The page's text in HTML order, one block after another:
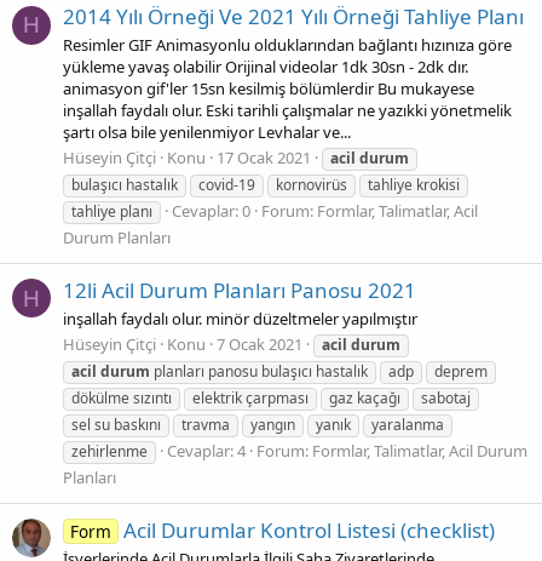
H 2014 Yılı Örneği Ve 2021 Yılı Örneği Tahliye Planı
Resimler GIF Animasyonlu olduklarından bağlantı hızınıza göre
yükleme yavaş olabilir Orijinal videolar 1dk 30sn - 2dk dır.
animasyon gif'ler 15sn kesilmiş bölümlerdir Bu mukayese
inşallah faydalı olur. Eski tarihli çalışmalar ne yazıkki yönetmelik
şartı olsa bile yenilenmiyor Levhalar ve...
Hüseyin Çitçi Konu 17 Ocak 2021 acil durum
bulaşıcı hastalık
covid-19 kornovirüs
tahliye krokisi
tahliye planı
Cevaplar: 0 Forum: Formlar, Talimatlar, Acil
Durum Planları
H 12li Acil Durum Planları Panosu 2021
inşallah faydalı olur. minör düzeltmeler yapılmıştır
Hüseyin Çitçi Konu 7 Ocak 2021 acil durum
acil durum planları panosu bulaşıcı hastalık adp
deprem
dökülme sızıntı
elektrik çarpması gaz kaçağı
sabotaj
sel su baskını
travma yangın yanık
yaralanma
zehirlenme
Cevaplar: 4 Forum: Formlar, Talimatlar, Acil Durum
Planları
Form Acil Durumlar Kontrol Listesi (checklist)